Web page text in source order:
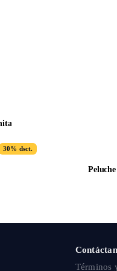
30% dsct.
Términos